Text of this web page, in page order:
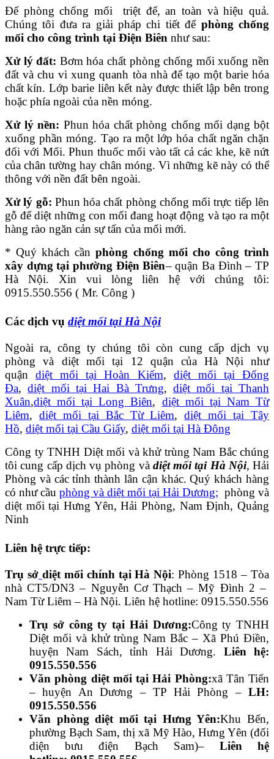
Để phòng chống mối triệt để, an toàn và hiệu quả.
Chúng tôi đưa ra giải pháp chi tiết để phòng chống
mối cho công trình tại Điện Biên như sau:
Xử lý đất: Bơm hóa chất phòng chống mối xuống nền
đất và chu vi xung quanh tòa nhà để tạo một barie hóa
chất kín. Lớp barie liên kết này được thiết lập bên trong
hoặc phía ngoài của nền móng.
Xử lý nền: Phun hóa chất phòng chống mối dạng bột
xuống phần móng. Tạo ra một lớp hóa chất ngăn chặn
đối với Mối. Phun thuốc mối vào tất cả các khe, kẽ nứt
của chân tường hay chân móng. Vì những kẽ này có thể
thông với nền đất bên ngoài.
Xử lý gỗ: Phun hóa chất phòng chống mối trực tiếp lên
gỗ để diệt những con mối đang hoạt động và tạo ra một
hàng rào ngăn cản sự tấn của mối mới.
* Quý khách cầnphòng chống mối cho công trình
xây dựng tại phường Điện Biên– quận Ba Đình – TP
Hà Nội. Xin vui lòng liên hệ với chúng tôi:
0915.550.556 ( Mr. Công )
Các dịch vụ diệt mối tại Hà Nội
Ngoài ra, công ty chúng tôi còn cung cấp dịch vụ
phòng và diệt mối tại 12 quận của Hà Nội như
quậndiệt mối tại Hoàn Kiếm, diệt mối tại Đống
Đa,diệt mối tại Hai Bà Trưng,diệt mối tại Thanh
Xuân,diệt mối tại Long Biên, diệt mối tại Nam Từ
Liêm, diệt mối tại Bắc Từ Liêm,diệt mối tại Tây
Hồ, diệt mối tại Cầu Giấy, diệt mối tại Hà Đông
Công ty TNHH Diệt mối và khử trùng Nam Bắc chúng
tôi cung cấp dịch vụ phòng và diệt mối tại Hà Nội, Hải
Phòng và các tỉnh thành lân cận khác. Quý khách hàng
có như cầu phòng và diệt mối tại Hải Dương; phòng và
diệt mối tại Hưng Yên, Hải Phòng, Nam Định, Quảng
Ninh
Liên hệ trực tiếp:
Trụ sở diệt mối chính tại Hà Nội: Phòng 1518 – Tòa
nhà CT5/DN3 – Nguyễn Cơ Thạch – Mỹ Đình 2 –
Nam Từ Liêm – Hà Nội. Liên hệ hotline: 0915.550.556
Trụ sở công ty tại Hải Dương:Công ty TNHH
Diệt mối và khử trùng Nam Bắc – Xã Phú Điền,
huyện Nam Sách, tỉnh Hải Dương. Liên hệ:
0915.550.556
Văn phòng diệt mối tại Hải Phòng:xã Tân Tiến
– huyện An Dương – TP Hải Phòng – LH:
0915.550.556
Văn phòng diệt mối tại Hưng Yên:Khu Bến,
phường Bạch Sam, thị xã Mỹ Hào, Hưng Yên (đối
diện bưu điện Bạch Sam)–Liên hệ